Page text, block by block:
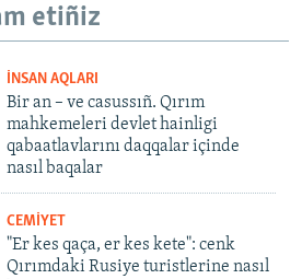
etiñiz
İNSAN AQLARI
Bir an – ve casussıñ. Qırım
mahkemeleri devlet hainligi
qabaatlavlarını daqqalar içinde
nasıl baqalar
CEMİYET
"Er kes qaça, er kes kete": cenk
Qırımdaki Rusiye turistlerine nasıl